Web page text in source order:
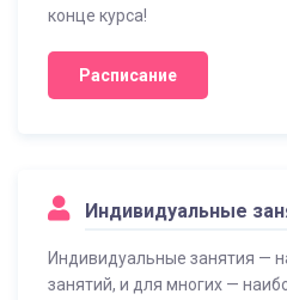
конце курса!
Расписание
Индивидуальные
Индивидуальные занятия —
занятий, и для многих —